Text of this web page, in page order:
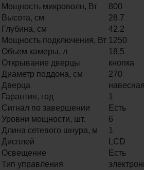
Мощность микроволн, Вт
800
Высота, см
28.7
Глубина, см
42.2
Мощность подключения, Вт 1250
Объем камеры, л
18.5
Открывание дверцы
кнопка
Диаметр поддона, см
270
Дверца
Гарантия, год
1
Сигнал по завершении
Есть
Уровни мощности, шт.
6
Длина сетевого шнура, м
1
Дисплей
LCD
Освещение
Есть
Тип управления